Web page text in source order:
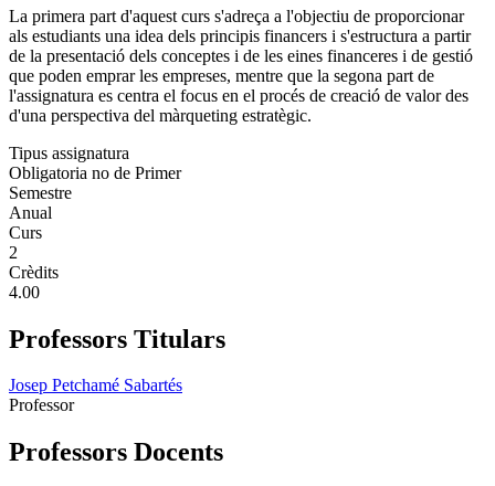
La primera part d'aquest curs s'adreça a l'objectiu de proporcionar
als estudiants una idea dels principis financers i s'estructura a partir
de la presentació dels conceptes i de les eines financeres i de gestió
que poden emprar les empreses, mentre que la segona part de
l'assignatura es centra el focus en el procés de creació de valor des
d'una perspectiva del màrqueting estratègic.
Tipus assignatura
Obligatoria no de Primer
Semestre
Anual
Curs
2
Crèdits
4.00
Professors Titulars
Josep Petchamé Sabartés
Professor
Professors Docents